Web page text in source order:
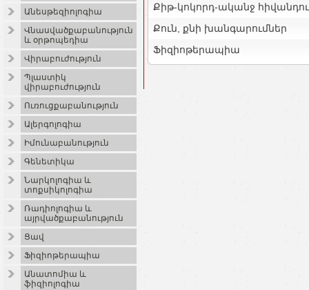
Անեսթեզիոլոգիա
Վնասվածքաբանություն
և օրթոպեդիա
Վիրաբուժություն
Պլաստիկ
վիրաբուժություն
Ուռուցքաբանություն
Ալերգոլոգիա
Իմունաբանություն
Գենետիկա
Նարկոլոգիա և
տոքսիկոլոգիա
Ռադիոլոգիա և
այրվածքաբանություն
Ցավ
Ֆիզիոթերապիա
Անատոմիա և
ֆիզիոլոգիա
Քիթ-կոկորդ-ականջ
Քուն, քնի խանգարումներ
Ֆիզիոթերապիա